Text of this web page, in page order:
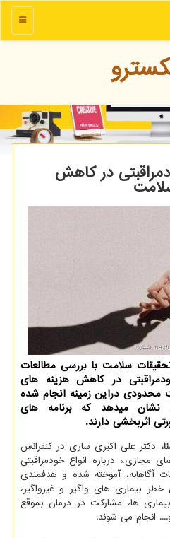
منو
در کاهش
سلامت با بررسی مطالعات
در کاهش هزینه های
محدودی دراین زمینه انجام شده
میدهد که برنامه های
اثربخشی دارند.
دکتر علی اکبری ساری در کنفرانس
مجازی» درباره انواع خودمراقبتی
آگاهانه، آموخته شده و هدفمندی
بیماری های واگیر و غیرواگیر،
ها، مشارکت در درمان بموقع
انجام می شوند.